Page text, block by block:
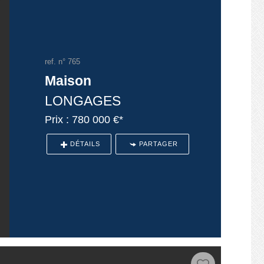
ref. n° 765
Maison
LONGAGES
Prix : 780 000 €*
DÉTAILS PARTAGER